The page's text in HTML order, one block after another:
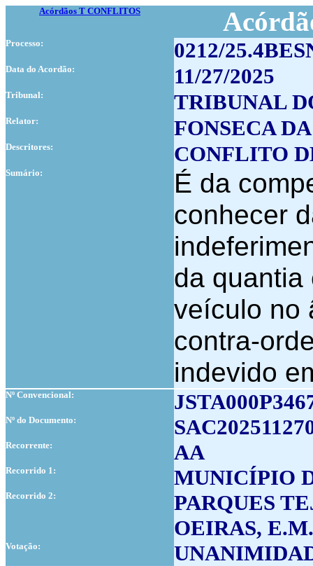
Acórdãos T CONFLITOS
Processo: 0212/
Data do Acordão: 11/27/2025
Tribunal: TRIBUNAL
Relator: FONSECA
Descritores: CONFLITO
Sumário:
É da
conhecer
da quantia
veículo no
contra-
indevido
Nº Convencional:
Nº do Documento:
Recorrente: AA
Recorrido 1: MUNICÍPIO
Recorrido 2:
PARQUES
OEIRAS, E.M.
Votação: